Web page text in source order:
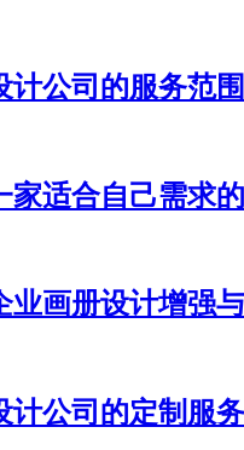
计公司的服务范
家适合自己需求
业画册设计增强
计公司的定制服